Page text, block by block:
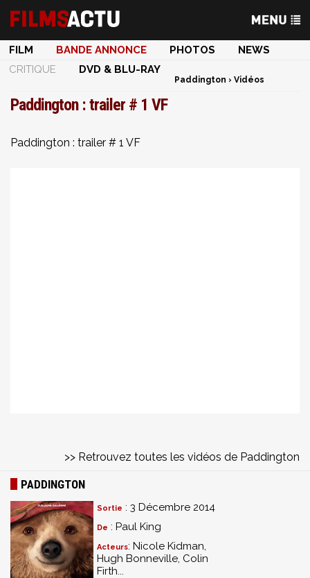
FILM BANDE ANNONCE PHOTOS
NEWS
CRITIQUE
DVD & BLU-RAY
Paddington › Vidéos
Paddington : trailer # 1 VF
Paddington : trailer # 1 VF
>> Retrouvez toutes les vidéos de Paddington
PADDINGTON
Sortie : 3 Décembre 2014
De : Paul King
Acteurs: Nicole Kidman,
Hugh Bonneville, Colin
Firth...